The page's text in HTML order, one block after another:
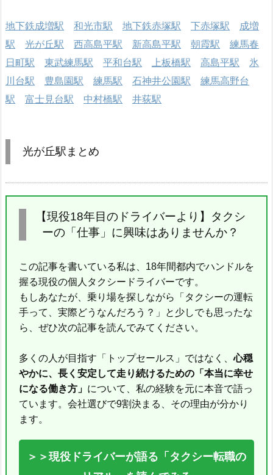
地下鉄成増駅 和光市駅 地下鉄赤塚駅 下赤塚駅
成増
駅
光が丘駅 西高島平駅 新高島平駅 朝霞駅
練馬春
日町駅
東武練馬駅 平和台駅 上板橋駅 高島平駅
氷
川台駅
豊島園駅 練馬駅 石神井公園駅
練馬高野台
駅
富士見台駅 中村橋駅 井荻駅
光が丘駅まとめ
【現役18年目のドライバーより】タクシ
ーの「仕事」に興味はありませんか？
この記事を書いている私は、18年間都内でハンドルを
握る現役の個人タクシードライバーです。
もしあなたが、乗り場を探しながら「タクシーの運転
手って、実際どうなんだろう？」と少しでも思ったな
ら、ぜひ次の記事を読んでみてください。
多くの人が目指す「トップセールス」ではなく、心穏
やかに、長く安定して走り続けるための「本当に幸せ
になる働き方」 について、私の経験を元に本音で語っ
ています。会社選びで9割決まる、その理由が分かり
ます。
＞＞現役ドライバーが語る「タクシー転職の